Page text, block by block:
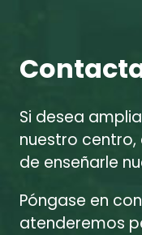
Si desea
nuestro
de enseñarle
Póngase en
atenderemos